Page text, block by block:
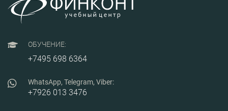
систематическому,
управляемому на
основе данных и
направленному на
энергетических
ОБУЧЕНИЕ:
+7495 698 6364
WhatsApp, Telegram, Viber:
+7926 013 3476